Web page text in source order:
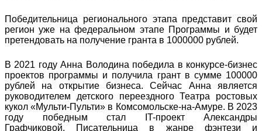
Победительница регионального этапа представит свой
регион уже на федеральном этапе Программы и будет
претендовать на получение гранта в 1000000 рублей.
В 2021 году Анна Володина победила в конкурсе-бизнес
проектов программы и получила грант в сумме 100000
рублей на открытие бизнеса. Сейчас Анна является
руководителем детского переездного Театра ростовых
кукол «Мульти-Пульти» в Комсомольске-на-Амуре. В 2023
году победным стал IT-проект Александры
Графчиковой. Писательница в жанре фэнтези и